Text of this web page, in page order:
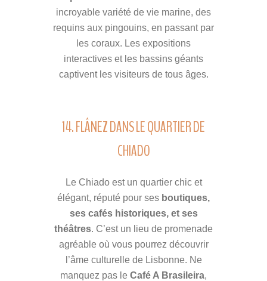
incroyable variété de vie marine, des
requins aux pingouins, en passant par
les coraux. Les expositions
interactives et les bassins géants
captivent les visiteurs de tous âges.
14. FLÂNEZ DANS LE QUARTIER DE
CHIADO
Le Chiado est un quartier chic et
élégant, réputé pour ses boutiques,
ses cafés historiques, et ses
théâtres. C’est un lieu de promenade
agréable où vous pourrez découvrir
l’âme culturelle de Lisbonne. Ne
manquez pas le Café A Brasileira,